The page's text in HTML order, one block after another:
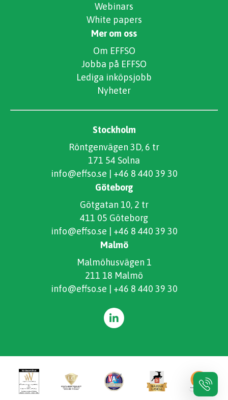
Webinars
White papers
Mer om oss
Om EFFSO
Jobba på EFFSO
Lediga inköpsjobb
Nyheter
Stockholm
Röntgenvägen 3D, 6 tr
171 54 Solna
info@effso.se | +46 8 440 39 30
Göteborg
Götgatan 10, 2 tr
411 05 Göteborg
info@effso.se | +46 8 440 39 30
Malmö
Malmöhusvägen 1
211 18 Malmö
info@effso.se | +46 8 440 39 30